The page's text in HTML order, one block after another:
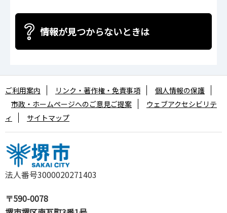
情報が見つからないときは
法人番号3000020271403
〒590-0078
ご利用案内 リンク・著作権・免責事項
個人情報の保護
市政・ホームページへのご意見ご提案
ウェブアクセシビリテ
ィ
サイトマップ